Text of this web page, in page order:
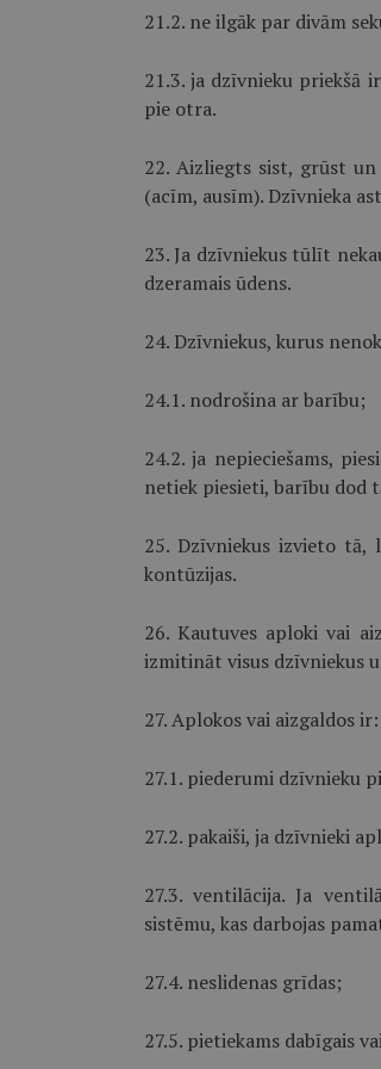
21.2. ne ilgāk par divām
21.3. ja dzīvnieku priekšā
pie otra.
22. Aizliegts sist, grūst
(acīm, ausīm). Dzīvnieka
23. Ja dzīvniekus tūlīt
dzeramais ūdens.
24. Dzīvniekus, kurus
24.1. nodrošina ar barību;
24.2. ja nepieciešams,
netiek piesieti, barību dod
25. Dzīvniekus izvieto tā,
kontūzijas.
26. Kautuves aploki vai
izmitināt visus dzīvniekus
27. Aplokos vai aizgaldos ir:
27.1. piederumi dzīvnieku
27.2. pakaiši, ja dzīvnieki
27.3. ventilācija. Ja
sistēmu, kas darbojas
27.4. neslidenas grīdas;
27.5. pietiekams dabīgais